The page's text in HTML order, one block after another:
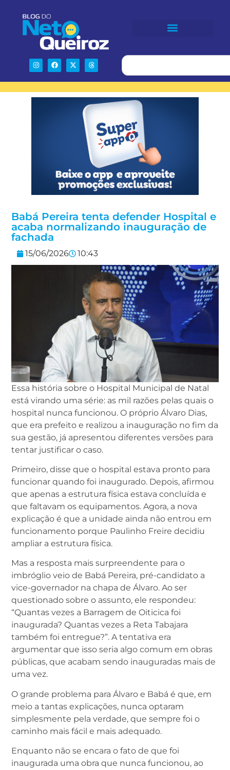
Babá Pereira tenta defender Hospital e
acaba normalizando inauguração de
fachada
15/06/2026 10:43
Essa história sobre o Hospital Municipal de Natal
está virando uma série: as mil razões pelas quais o
hospital nunca funcionou. O próprio Álvaro Dias,
que era prefeito e realizou a inauguração no fim da
sua gestão, já apresentou diferentes versões para
tentar justificar o caso.
Primeiro, disse que o hospital estava pronto para
funcionar quando foi inaugurado. Depois, afirmou
que apenas a estrutura física estava concluída e
que faltavam os equipamentos. Agora, a nova
explicação é que a unidade ainda não entrou em
funcionamento porque Paulinho Freire decidiu
ampliar a estrutura física.
Mas a resposta mais surpreendente para o
imbróglio veio de Babá Pereira, pré-candidato a
vice-governador na chapa de Álvaro. Ao ser
questionado sobre o assunto, ele respondeu:
“Quantas vezes a Barragem de Oiticica foi
inaugurada? Quantas vezes a Reta Tabajara
também foi entregue?”. A tentativa era
argumentar que isso seria algo comum em obras
públicas, que acabam sendo inauguradas mais de
uma vez.
O grande problema para Álvaro e Babá é que, em
meio a tantas explicações, nunca optaram
simplesmente pela verdade, que sempre foi o
caminho mais fácil e mais adequado.
Enquanto não se encara o fato de que foi
inaugurada uma obra que nunca funcionou, ao